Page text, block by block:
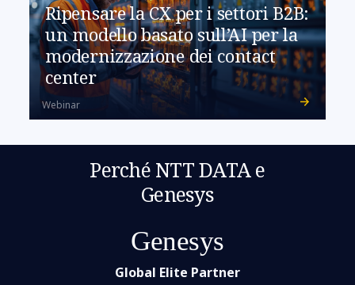
Ripensare la CX per i settori B2B:
un modello basato sull’AI per la
modernizzazione dei contact
center
Webinar
Perché NTT DATA e
Genesys
Genesys
Global Elite Partner